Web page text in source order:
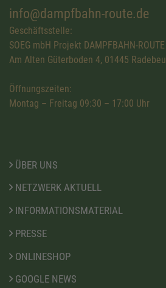
info@dampfbahn-route.de
Geschäftsstelle:
SOEG mbH Projekt DAMPFBAHN-ROUTE
Am Alten Güterboden 4, 01445 Radebeul
Öffnungszeiten:
Montag – Freitag 09:30 – 17:00 Uhr
ÜBER UNS
NETZWERK AKTUELL
INFORMATIONSMATERIAL
PRESSE
ONLINESHOP
GOOGLE NEWS